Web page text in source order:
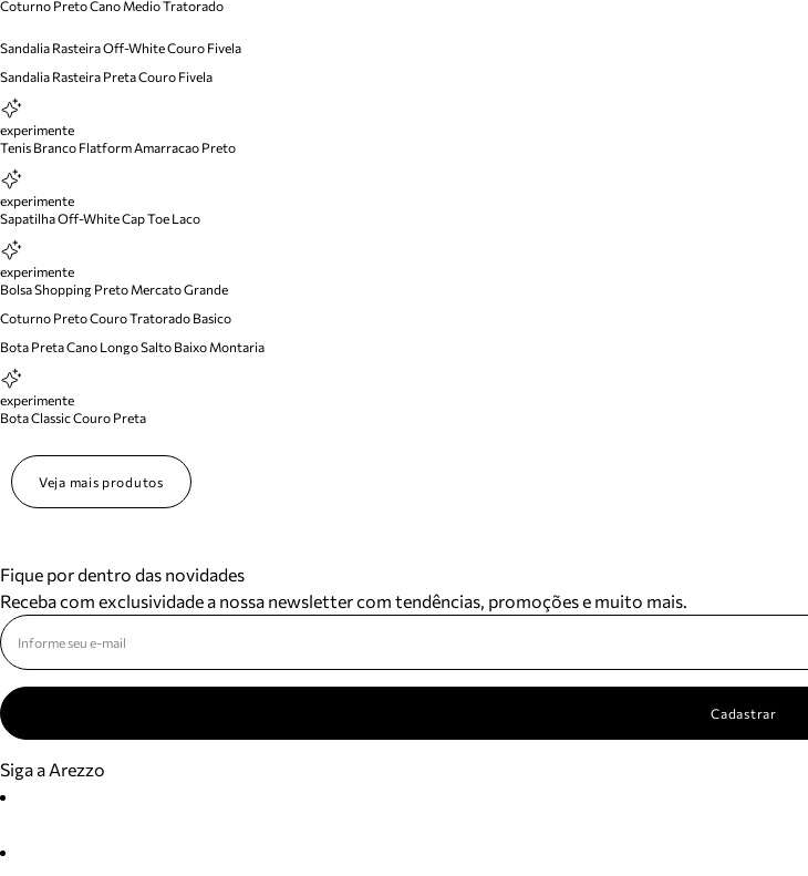
Coturno Preto Cano Medio Tratorado
Sandalia Rasteira Off-White Couro Fivela
Sandalia Rasteira Preta Couro Fivela
experimente
Tenis Branco Flatform Amarracao Preto
experimente
Sapatilha Off-White Cap Toe Laco
experimente
Bolsa Shopping Preto Mercato Grande
Coturno Preto Couro Tratorado Basico
Bota Preta Cano Longo Salto Baixo Montaria
experimente
Bota Classic Couro Preta
Veja mais produtos
Fique por dentro das novidades
Receba com exclusividade a nossa newsletter com tendências, promoções e muito mais.
Cadastrar
Siga a Arezzo